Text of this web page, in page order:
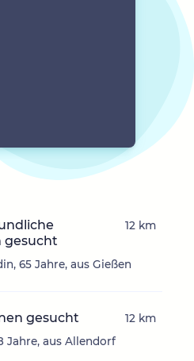
gesucht
65 Jahre, aus Gießen
12 km
gesucht
Jahre, aus Allendorf
12 km